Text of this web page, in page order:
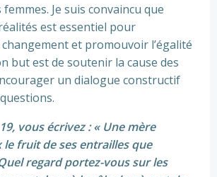
Je suis convaincu que
est essentiel pour
et promouvoir l’égalité
but est de soutenir la cause des
un dialogue constructif
vous écrivez : « Une mère
fruit de ses entrailles que
regard portez-vous sur les